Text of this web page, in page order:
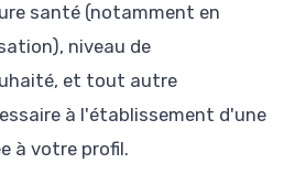
santé (notamment en
niveau de
et tout autre
à l'établissement d'une
à votre profil.